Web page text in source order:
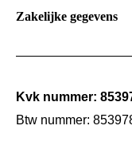
Zakelijke gegevens
Kvk nummer:
Btw nummer: